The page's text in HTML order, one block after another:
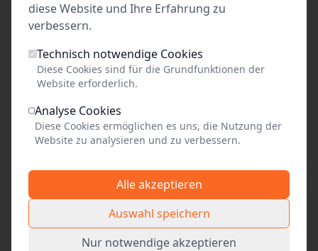
wird der MarienTaler nicht erhoben
18 Jahre, Mitglieder der Gemeinde, begleitende
Lehrkräfte, Reiseleitungen, Begleitpersonen von
Ausweis, Presse, JVA-Beamte mit
Strafgefangenen, Geflüchtete mit
Begleitpersonen
Anfahrt
diese Website und Ihre Erfahrung zu
verbessern.
Technisch notwendige Cookies
Diese Cookies sind für die Grundfunktionen der
Website erforderlich.
Analyse Cookies
Diese Cookies ermöglichen es uns, die Nutzung der
Website zu analysieren und zu verbessern.
Alle akzeptieren
Auswahl speichern
Nur notwendige akzeptieren